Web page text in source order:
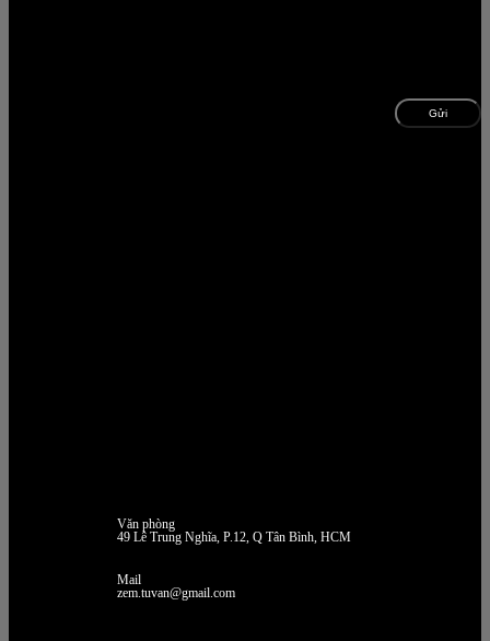
Văn phòng
49 Lê Trung Nghĩa, P.12, Q Tân Bình, HCM
Mail
zem.tuvan@gmail.com